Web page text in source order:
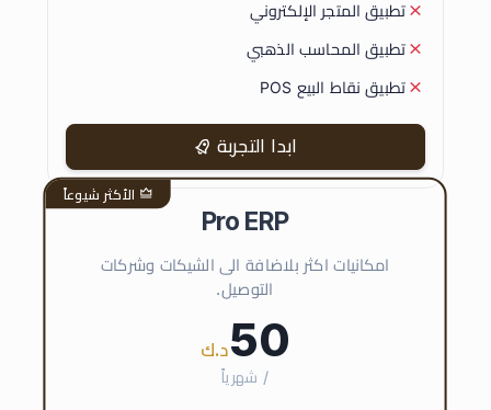
تطبيق المتجر الإلكتروني
تطبيق المحاسب الذهبي
تطبيق نقاط البيع POS
ابدا التجربة
الأكثر شيوعاً
Pro ERP
امكانيات اكثر بلاضافة الى الشيكات وشركات
التوصيل.
50د.ك
/ شهرياً